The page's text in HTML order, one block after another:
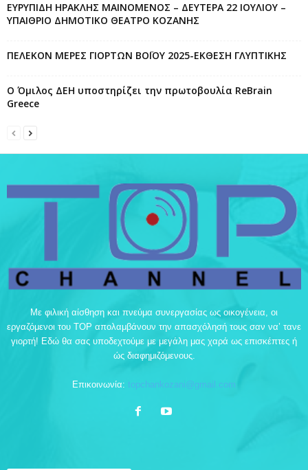
ΕΥΡΥΠΙΔΗ ΗΡΑΚΛΗΣ ΜΑΙΝΟΜΕΝΟΣ – ΔΕΥΤΕΡΑ 22 ΙΟΥΛΙΟΥ –
ΥΠΑΙΘΡΙΟ ΔΗΜΟΤΙΚΟ ΘΕΑΤΡΟ ΚΟΖΑΝΗΣ
ΠΕΛΕΚΟΝ MEΡΕΣ ΓΙΟΡΤΩΝ ΒΟΪΟΥ 2025-ΕΚΘΕΣΗ ΓΛΥΠΤΙΚΗΣ
Ο Όμιλος ΔΕΗ υποστηρίζει την πρωτοβουλία ReBrain
Greece
Με φιλική αίσθηση και πνεύμα συνεργασίας ως οικογένεια, οι
εργαζόμενοι του TOP απολαμβάνουν την απασχόλησή τους σαν να’ τανε
γιορτή! Εδώ θα σας υποδεχτούμε με μεγάλη μας χαρά ως επισκέπτες ή
ώς διαφημιζόμενους.
Επικοινωνία: topchankozani@gmail.com